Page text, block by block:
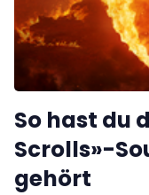
So hast du
Scrolls»-
gehört